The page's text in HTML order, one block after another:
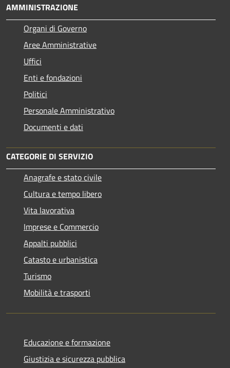
AMMINISTRAZIONE
Organi di Governo
Aree Amministrative
Uffici
Enti e fondazioni
Politici
Personale Amministrativo
Documenti e dati
CATEGORIE DI SERVIZIO
Anagrafe e stato civile
Cultura e tempo libero
Vita lavorativa
Imprese e Commercio
Appalti pubblici
Catasto e urbanistica
Turismo
Mobilità e trasporti
Educazione e formazione
Giustizia e sicurezza pubblica